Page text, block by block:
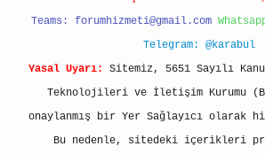
Teams: forumhizmeti@gmail.com
Telegram: @karabul
Yasal Uyarı:
Sitemiz, 5651 Sayılı
Teknolojileri ve İletişim Kurumu
onaylanmış bir Yer Sağlayıcı olarak
Bu nedenle, sitedeki içerikleri